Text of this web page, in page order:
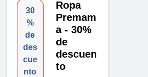
30
%
de
des
cue
nto
Ropa
Premam
a - 30%
de
descuen
to